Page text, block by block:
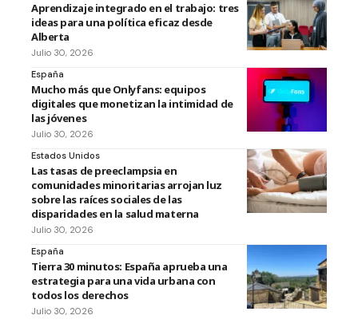
Aprendizaje integrado en el trabajo: tres
ideas para una política eficaz desde
Alberta
Julio 30, 2026
España
Mucho más que Onlyfans: equipos
digitales que monetizan la intimidad de
las jóvenes
Julio 30, 2026
Estados Unidos
Las tasas de preeclampsia en
comunidades minoritarias arrojan luz
sobre las raíces sociales de las
disparidades en la salud materna
Julio 30, 2026
España
Tierra 30 minutos: España aprueba una
estrategia para una vida urbana con
todos los derechos
Julio 30, 2026